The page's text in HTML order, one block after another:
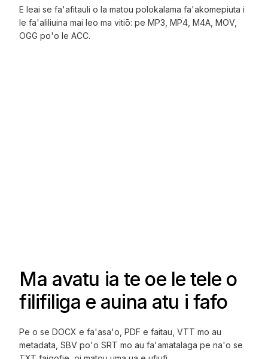
E leai se fa'afitauli o la matou polokalama fa'akomepiuta i
le fa'aliliuina mai leo ma vitiō: pe MP3, MP4, M4A, MOV,
OGG po'o le ACC.
Ma avatu ia te oe le tele o
filifiliga e auina atu i fafo
Pe o se DOCX e fa'asa'o, PDF e faitau, VTT mo au
metadata, SBV po'o SRT mo au fa'amatalaga pe na'o se